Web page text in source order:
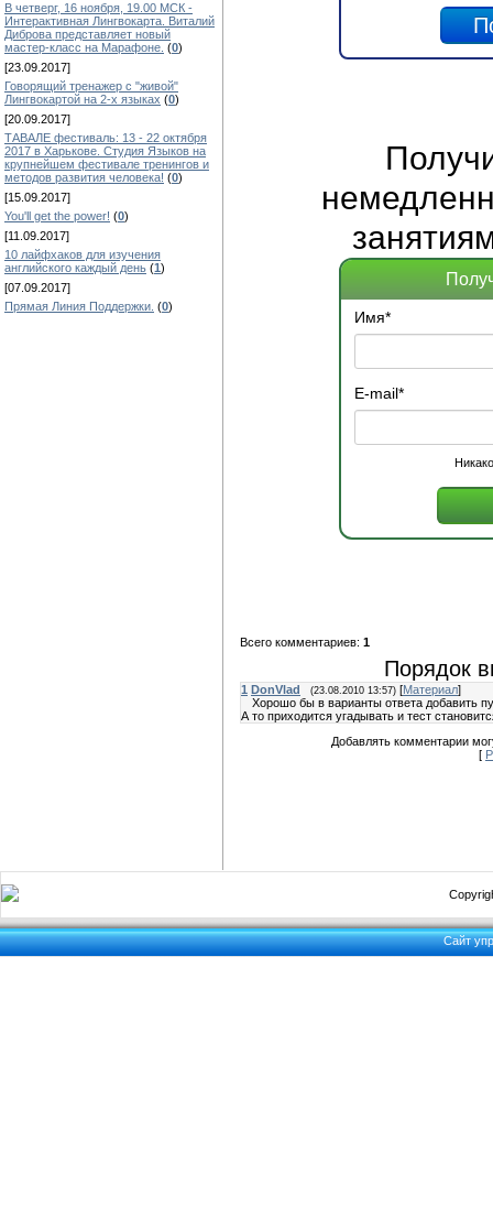
В четверг, 16 ноября, 19.00 МСК -
Интерактивная Лингвокарта. Виталий
Диброва представляет новый
мастер-класс на Марафоне. (0)
[23.09.2017]
Говорящий тренажер с "живой"
Лингвокартой на 2-х языках (0)
[20.09.2017]
ТАВАЛЕ фестиваль: 13 - 22 октября
2017 в Харькове. Студия Языков на
крупнейшем фестивале тренингов и
методов развития человека! (0)
[15.09.2017]
You'll get the power! (0)
[11.09.2017]
10 лайфхаков для изучения
английского каждый день (1)
[07.09.2017]
Прямая Линия Поддержки. (0)
Имя*
E-mail*
Всего комментариев: 1
Порядок
1 DonVlad (23.08.2010 13:57) [Материал]
Хорошо бы в варианты ответа добавить
А то приходится угадывать и тест
Добавлять комментарии
[
Сайт